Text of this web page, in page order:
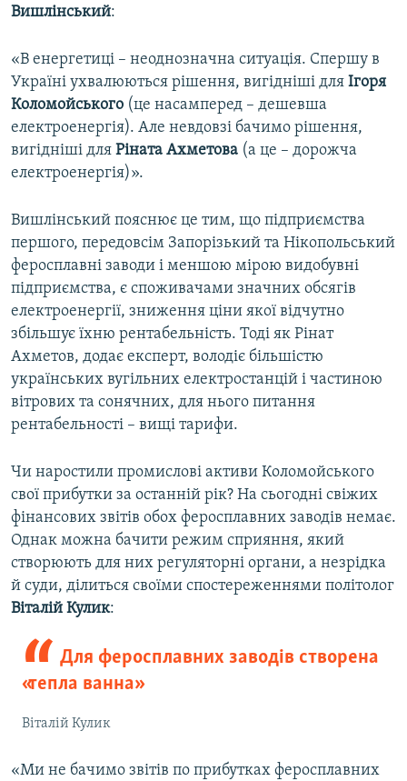
Вишлінський:
«В енергетиці – неоднозначна ситуація. Спершу в
Україні ухвалюються рішення, вигідніші для Ігоря
Коломойського (це насамперед – дешевша
електроенергія). Але невдовзі бачимо рішення,
вигідніші для Ріната Ахметова (а це – дорожча
електроенергія)».
Вишлінський пояснює це тим, що підприємства
першого, передовсім Запорізький та Нікопольський
феросплавні заводи і меншою мірою видобувні
підприємства, є споживачами значних обсягів
електроенергії, зниження ціни якої відчутно
збільшує їхню рентабельність. Тоді як Рінат
Ахметов, додає експерт, володіє більшістю
українських вугільних електростанцій і частиною
вітрових та сонячних, для нього питання
рентабельності – вищі тарифи.
Чи наростили промислові активи Коломойського
свої прибутки за останній рік? На сьогодні свіжих
фінансових звітів обох феросплавних заводів немає.
Однак можна бачити режим сприяння, який
створюють для них регуляторні органи, а незрідка
й суди, ділиться своїми спостереженнями політолог
Віталій Кулик:
Для феросплавних заводів створена
«тепла ванна»
Віталій Кулик
«Ми не бачимо звітів по прибутках феросплавних